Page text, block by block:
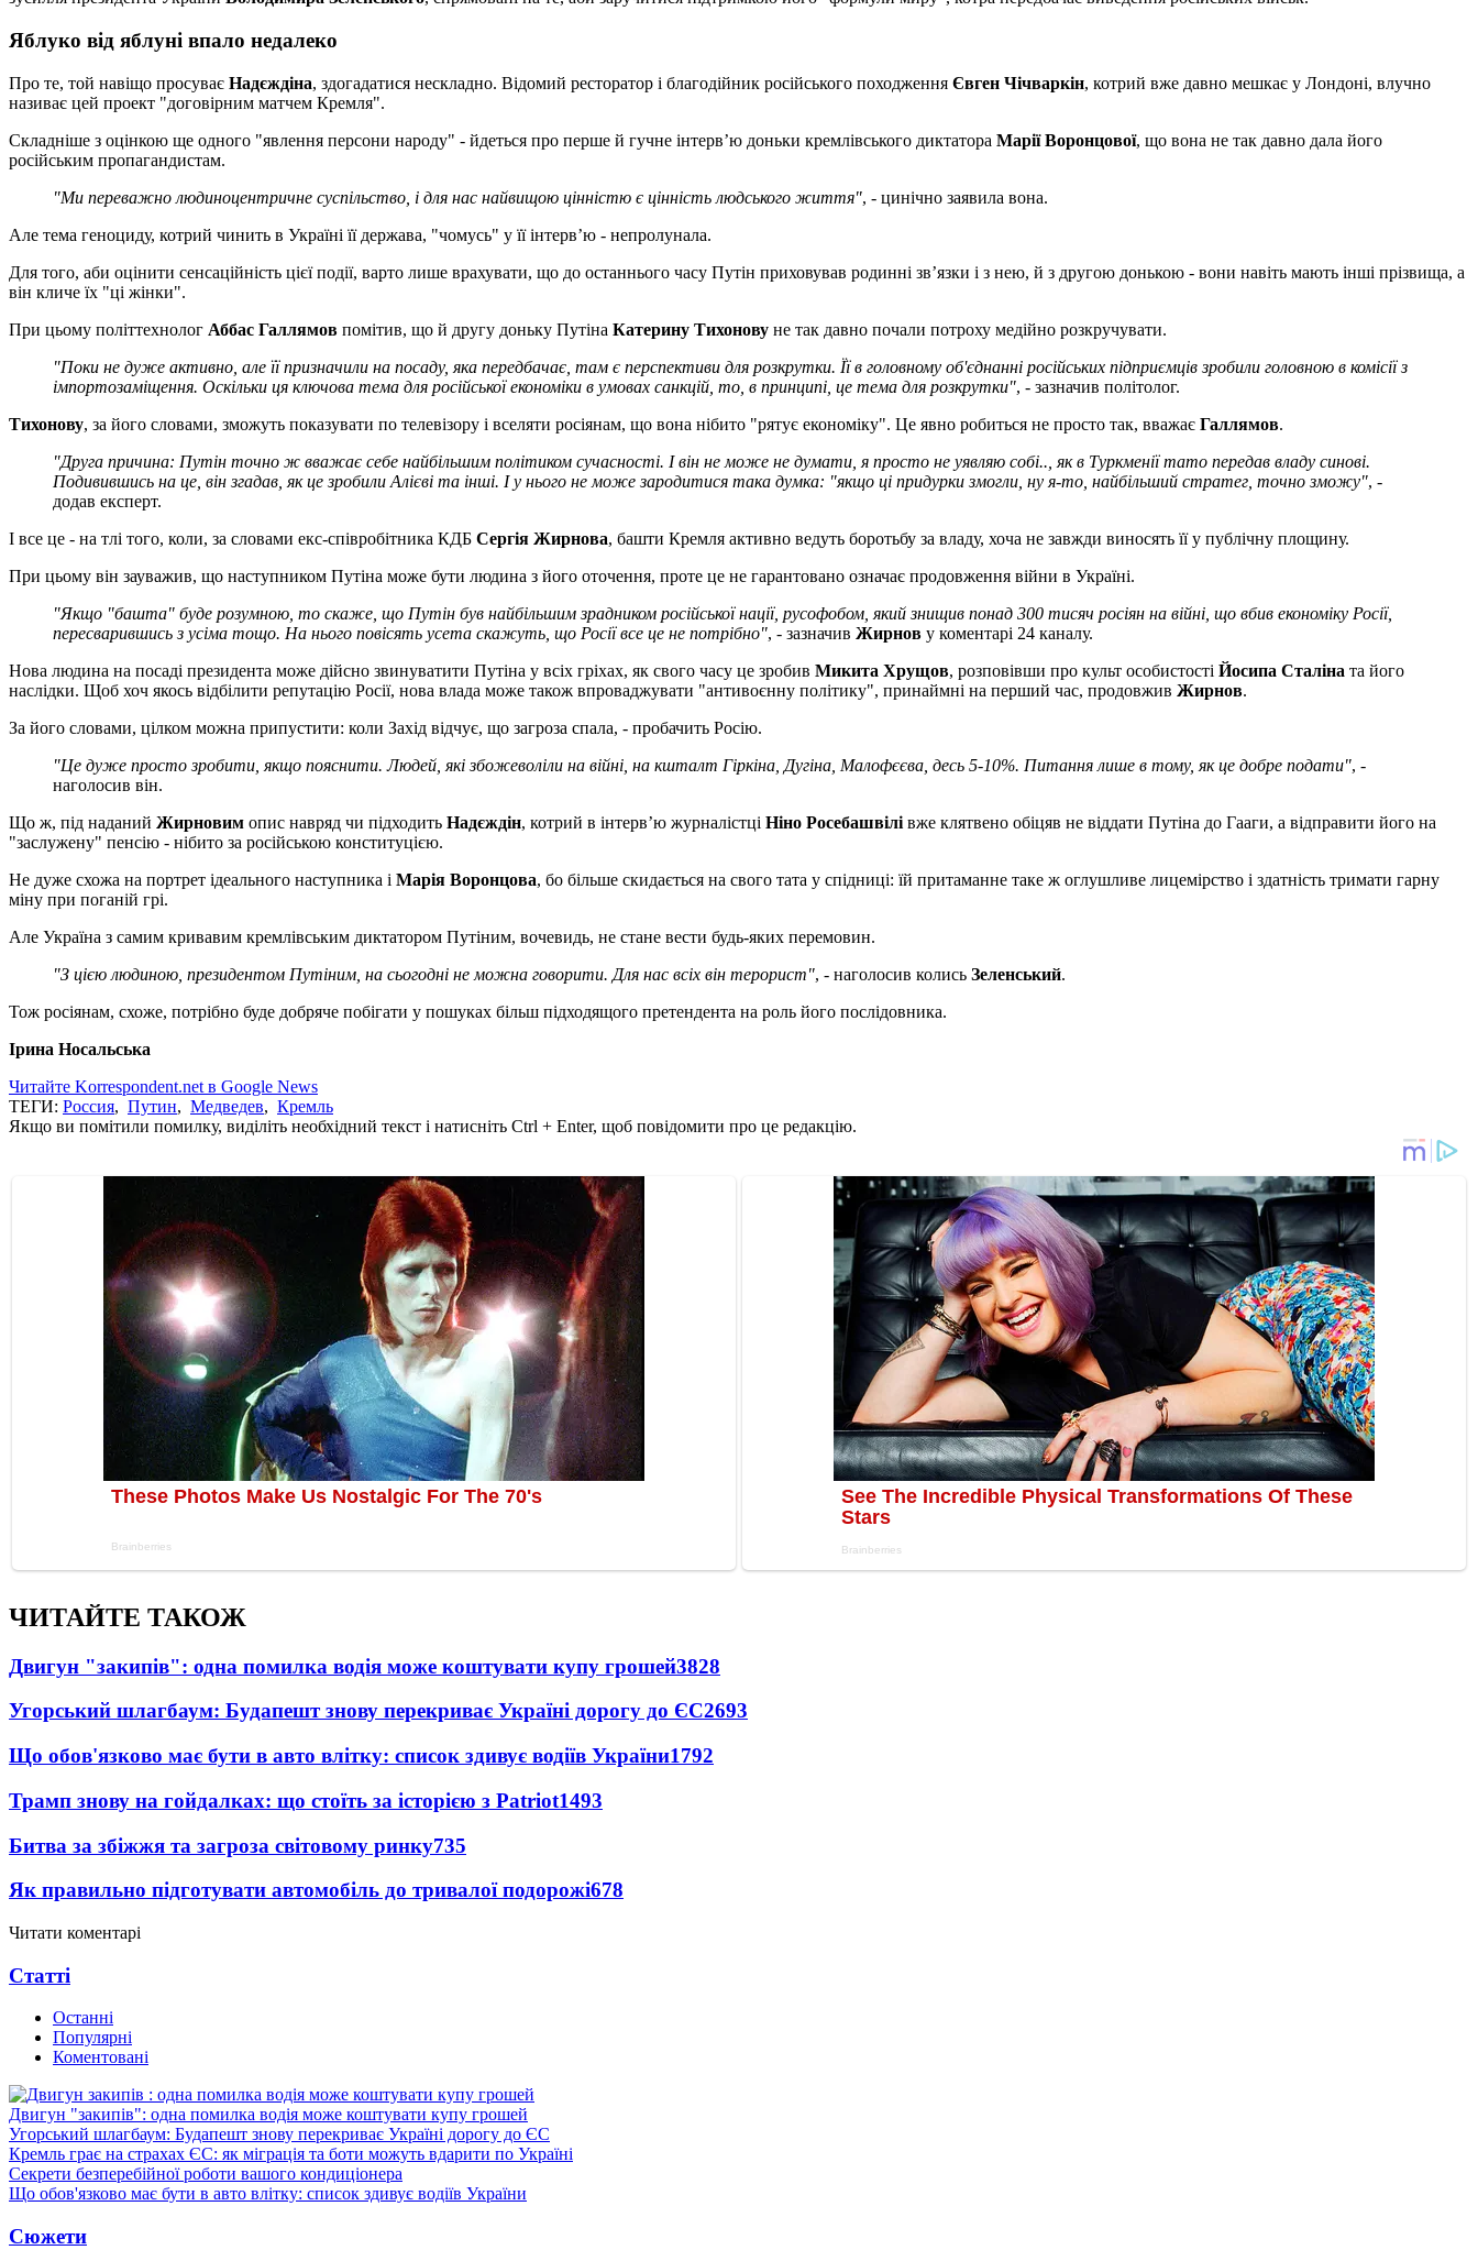
Яблуко від яблуні впало недалеко
Про те, той навіщо просуває Надєждіна, здогадатися нескладно. Відомий ресторатор і благодійник російського походження Євген Чічваркін, котрий вже давно мешкає у Лондоні, влучно
називає цей проект "договірним матчем Кремля".
Складніше з оцінкою ще одного "явлення персони народу" - йдеться про перше й гучне інтерв’ю доньки кремлівського диктатора Марії Воронцової, що вона не так давно дала його
російським пропагандистам.
"Ми переважно людиноцентричне суспільство, і для нас найвищою цінністю є цінність людського життя", - цинічно заявила вона.
Але тема геноциду, котрий чинить в Україні її держава, "чомусь" у її інтерв’ю - непролунала.
Для того, аби оцінити сенсаційність цієї події, варто лише врахувати, що до останнього часу Путін приховував родинні зв’язки і з нею, й з другою донькою - вони навіть мають інші прізвища, а
він кличе їх "ці жінки".
При цьому політтехнолог Аббас Галлямов помітив, що й другу доньку Путіна Катерину Тихонову не так давно почали потроху медійно розкручувати.
"Поки не дуже активно, але її призначили на посаду, яка передбачає, там є перспективи для розкрутки. Її в головному об'єднанні російських підприємців зробили головною в комісії з
імпортозаміщення. Оскільки ця ключова тема для російської економіки в умовах санкцій, то, в принципі, це тема для розкрутки", - зазначив політолог.
Тихонову, за його словами, зможуть показувати по телевізору і вселяти росіянам, що вона нібито "рятує економіку". Це явно робиться не просто так, вважає Галлямов.
"Друга причина: Путін точно ж вважає себе найбільшим політиком сучасності. І він не може не думати, я просто не уявляю собі.., як в Туркменії тато передав владу синові.
Подивившись на це, він згадав, як це зробили Алієві та інші. І у нього не може зародитися така думка: "якщо ці придурки змогли, ну я-то, найбільший стратег, точно зможу", -
додав експерт.
І все це - на тлі того, коли, за словами екс-співробітника КДБ Сергія Жирнова, башти Кремля активно ведуть боротьбу за владу, хоча не завжди виносять її у публічну площину.
При цьому він зауважив, що наступником Путіна може бути людина з його оточення, проте це не гарантовано означає продовження війни в Україні.
"Якщо "башта" буде розумною, то скаже, що Путін був найбільшим зрадником російської нації, русофобом, який знищив понад 300 тисяч росіян на війні, що вбив економіку Росії,
пересварившись з усіма тощо. На нього повісять усета скажуть, що Росії все це не потрібно", - зазначив Жирнов у коментарі 24 каналу.
Нова людина на посаді президента може дійсно звинуватити Путіна у всіх гріхах, як свого часу це зробив Микита Хрущов, розповівши про культ особистості Йосипа Сталіна та його
наслідки. Щоб хоч якось відбілити репутацію Росії, нова влада може також впроваджувати "антивоєнну політику", принаймні на перший час, продовжив Жирнов.
За його словами, цілком можна припустити: коли Захід відчує, що загроза спала, - пробачить Росію.
"Це дуже просто зробити, якщо пояснити. Людей, які збожеволіли на війні, на кшталт Гіркіна, Дугіна, Малофєєва, десь 5-10%. Питання лише в тому, як це добре подати", -
наголосив він.
Що ж, під наданий Жирновим опис навряд чи підходить Надєждін, котрий в інтерв’ю журналістці Ніно Росебашвілі вже клятвено обіцяв не віддати Путіна до Гааги, а відправити його на
"заслужену" пенсію - нібито за російською конституцією.
Не дуже схожа на портрет ідеального наступника і Марія Воронцова, бо більше скидається на свого тата у спідниці: їй притаманне таке ж оглушливе лицемірство і здатність тримати гарну
міну при поганій грі.
Але Україна з самим кривавим кремлівським диктатором Путіним, вочевидь, не стане вести будь-яких перемовин.
"З цією людиною, президентом Путіним, на сьогодні не можна говорити. Для нас всіх він терорист", - наголосив колись Зеленський.
Тож росіянам, схоже, потрібно буде добряче побігати у пошуках більш підходящого претендента на роль його послідовника.
Ірина Носальська
Читайте Korrespondent.net в Google News
ТЕГИ: Россия, Путин, Медведев, Кремль
Якщо ви помітили помилку, виділіть необхідний текст і натисніть Ctrl + Enter, щоб повідомити про це редакцію.
ЧИТАЙТЕ ТАКОЖ
Двигун "закипів": одна помилка водія може коштувати купу грошей3828
Угорський шлагбаум: Будапешт знову перекриває Україні дорогу до ЄС2693
Що обов'язково має бути в авто влітку: список здивує водіїв України1792
Трамп знову на гойдалках: що стоїть за історією з Patriot1493
Битва за збіжжя та загроза світовому ринку735
Як правильно підготувати автомобіль до тривалої подорожі678
Читати коментарі
Статті
Останні
Популярні
Коментовані
Двигун "закипів": одна помилка водія може коштувати купу грошей
Угорський шлагбаум: Будапешт знову перекриває Україні дорогу до ЄС
Кремль грає на страхах ЄС: як міграція та боти можуть вдарити по Україні
Секрети безперебійної роботи вашого кондиціонера
Що обов'язково має бути в авто влітку: список здивує водіїв України
Сюжети